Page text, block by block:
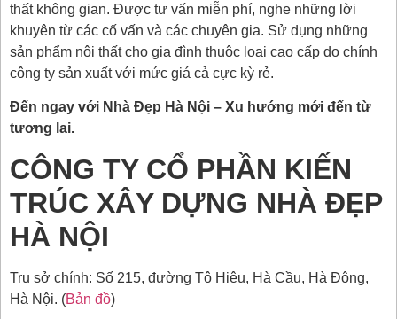
thất không gian. Được tư vấn miễn phí, nghe những lời
khuyên từ các cố vấn và các chuyên gia. Sử dụng những
sản phẩm nội thất cho gia đình thuộc loại cao cấp do chính
công ty sản xuất với mức giá cả cực kỳ rẻ.
Đến ngay với Nhà Đẹp Hà Nội – Xu hướng mới đến từ
tương lai.
CÔNG TY CỔ PHẦN KIẾN
TRÚC XÂY DỰNG NHÀ ĐẸP
HÀ NỘI
Trụ sở chính: Số 215, đường Tô Hiệu, Hà Cầu, Hà Đông,
Hà Nội. (Bản đồ)